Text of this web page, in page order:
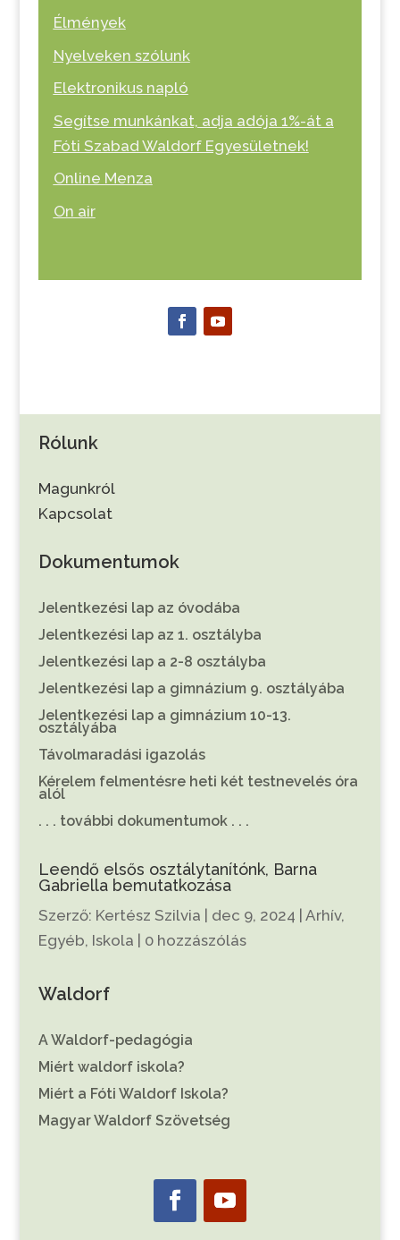
Élmények
Nyelveken szólunk
Elektronikus napló
Segítse munkánkat, adja adója 1%-át a
Fóti Szabad Waldorf Egyesületnek!
Online Menza
On air
Rólunk
Magunkról
Kapcsolat
Dokumentumok
Jelentkezési lap az óvodába
Jelentkezési lap az 1. osztályba
Jelentkezési lap a 2-8 osztályba
Jelentkezési lap a gimnázium 9. osztályába
Jelentkezési lap a gimnázium 10-13.
osztályába
Távolmaradási igazolás
Kérelem felmentésre heti két testnevelés óra
alól
. . . további dokumentumok . . .
Leendő elsős osztálytanítónk, Barna
Gabriella bemutatkozása
Szerző: Kertész Szilvia dec 9, 2024 Arhív,
Egyéb, Iskola 0 hozzászólás
Waldorf
A Waldorf-pedagógia
Miért waldorf iskola?
Miért a Fóti Waldorf Iskola?
Magyar Waldorf Szövetség